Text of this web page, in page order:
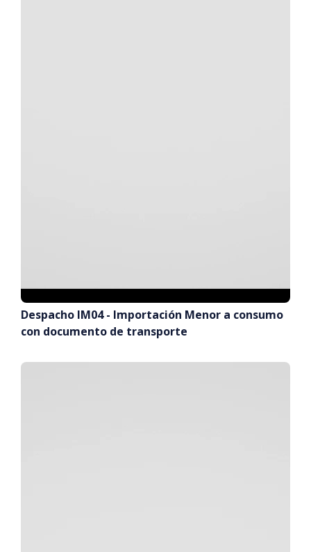
Despacho IM04 - Importación Menor a consumo
con documento de transporte